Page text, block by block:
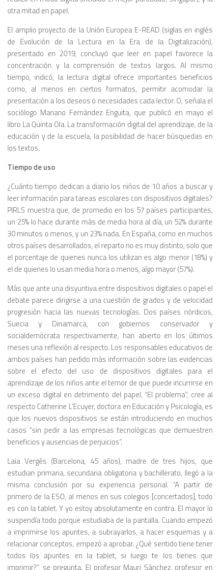
otra mitad en papel.
El amplio proyecto de la Unión Europea E-READ (siglas en inglés
de Evolución de la Lectura en la Era de la Digitalización),
presentado en 2019, concluyó que leer en papel favorece la
concentración y la comprensión de textos largos. Al mismo
tiempo, indicó, la lectura digital ofrece importantes beneficios
como, al menos en ciertos formatos, permitir acomodar la
presentación a los deseos o necesidades cada lector. O, señala el
sociólogo Mariano Fernández Enguita, que publicó en mayo el
libro La Quinta Ola. La transformación digital del aprendizaje, de la
educación y de la escuela, la posibilidad de hacer búsquedas en
los textos.
Tiempo de uso
¿Cuánto tiempo dedican a diario los niños de 10 años a buscar y
leer información para tareas escolares con dispositivos digitales?
PIRLS muestra que, de promedio en los 57 países participantes,
un 25% lo hace durante más de media hora al día, un 52% durante
30 minutos o menos, y un 23% nada. En España, como en muchos
otros países desarrollados, el reparto no es muy distinto, solo que
el porcentaje de quienes nunca los utilizan es algo menor (18%) y
el de quienes lo usan media hora o menos, algo mayor (57%).
Más que ante una disyuntiva entre dispositivos digitales o papel el
debate parece dirigirse a una cuestión de grados y de velocidad
progresión hacia las nuevas tecnologías. Dos países nórdicos,
Suecia y Dinamarca, con gobiernos conservador y
socialdemócrata respectivamente, han abierto en los últimos
meses una reflexión al respecto. Los responsables educativos de
ambos países han pedido más información sobre las evidencias
sobre el efecto del uso de dispositivos digitales para el
aprendizaje de los niños ante el temor de que puede incurrirse en
un exceso digital en detrimento del papel. “El problema”, cree al
respecto Catherine L’Ecuyer, doctora en Educación y Psicología, es
que los nuevos dispositivos se están introduciendo en muchos
casos “sin pedir a las empresas tecnológicas que demuestren
beneficios y ausencias de perjuicios”.
Laia Vergés (Barcelona, 45 años), madre de tres hijos, que
estudian primaria, secundaria obligatoria y bachillerato, llegó a la
misma conclusión por su experiencia personal. “A partir de
primero de la ESO, al menos en sus colegios [concertados], todo
es con la tablet. Y yo estoy absolutamente en contra. El mayor lo
suspendía todo porque estudiaba de la pantalla. Cuando empezó
a imprimirse los apuntes, a subrayarlos, a hacer esquemas y a
relacionar conceptos, empezó a aprobar. ¿Qué sentido tiene tener
todos los apuntes en la tablet, si luego te los tienes que
imprimir?”, se pregunta. El profesor Mauri Sánchez, profesor en